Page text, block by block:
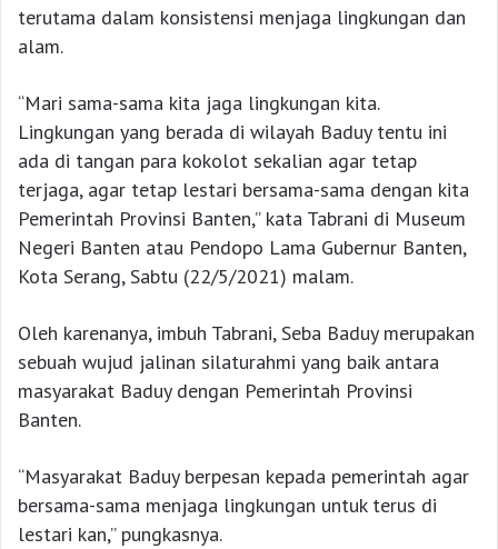
terutama dalam konsistensi menjaga lingkungan dan
alam.
“Mari sama-sama kita jaga lingkungan kita.
Lingkungan yang berada di wilayah Baduy tentu ini
ada di tangan para kokolot sekalian agar tetap
terjaga, agar tetap lestari bersama-sama dengan kita
Pemerintah Provinsi Banten,” kata Tabrani di Museum
Negeri Banten atau Pendopo Lama Gubernur Banten,
Kota Serang, Sabtu (22/5/2021) malam.
Oleh karenanya, imbuh Tabrani, Seba Baduy merupakan
sebuah wujud jalinan silaturahmi yang baik antara
masyarakat Baduy dengan Pemerintah Provinsi
Banten.
“Masyarakat Baduy berpesan kepada pemerintah agar
bersama-sama menjaga lingkungan untuk terus di
lestari kan,” pungkasnya.